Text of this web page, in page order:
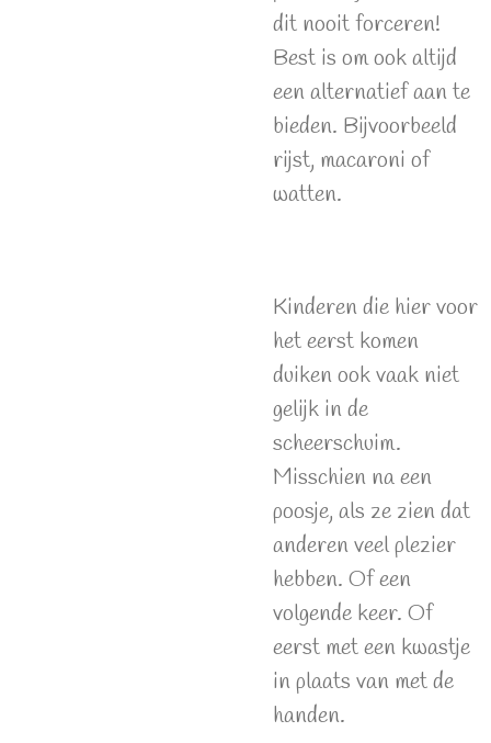
dit nooit forceren!
Best is om ook altijd
een alternatief aan te
bieden. Bijvoorbeeld
rijst, macaroni of
watten.
Kinderen die hier voor
het eerst komen
duiken ook vaak niet
gelijk in de
scheerschuim.
Misschien na een
poosje, als ze zien dat
anderen veel plezier
hebben. Of een
volgende keer. Of
eerst met een kwastje
in plaats van met de
handen.